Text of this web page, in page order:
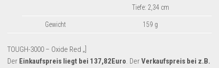
Tiefe: 2,34 cm
Gewicht 159 g
TOUGH-3000 – Oxide Red „]
Der Einkaufspreis liegt bei 137,82Euro. DerVerkaufspreis bei z.B.